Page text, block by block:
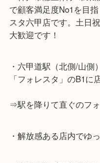
※宅配買取は、事前
らせて頂きます。(金